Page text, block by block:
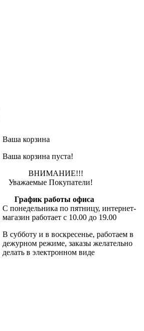
Ваша корзина
Ваша корзина пуста!
ВНИМАНИЕ!!!
Уважаемые Покупатели!
График работы офиса
С понедельника по пятницу, интернет-
магазин работает с 10.00 до 19.00
В субботу и в воскресенье, работаем в
дежурном режиме, заказы желательно
делать в электронном виде